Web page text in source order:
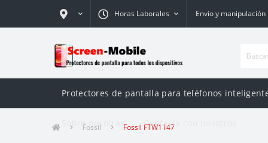
Horas Laborales Envío y manipulación
Protectores de pantalla para teléfonos
Sobre nosotras Contacta con nosotros
Fossil Fossil FTW1147